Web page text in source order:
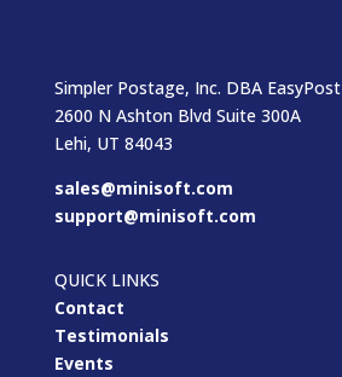
Simpler Postage, Inc. DBA EasyPost
2600 N Ashton Blvd Suite 300A
Lehi, UT 84043
sales@minisoft.com
support@minisoft.com
QUICK LINKS
Contact
Testimonials
Events